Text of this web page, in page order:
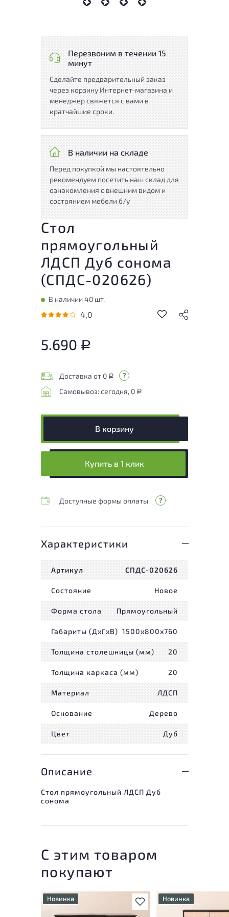
Перезвоним в течении 15
минут
Сделайте предварительный заказ
через корзину Интернет-магазина и
менеджер свяжется с вами в
кратчайшие сроки.
В наличии на складе
Перед покупкой мы настоятельно
рекомендуем посетить наш склад для
ознакомления с внешним видом и
состоянием мебели б/у
Стол
прямоугольный
ЛДСП Дуб сонома
(СПДС-020626)
В наличии 40 шт.
4,0
5.690 Р
Доставка от 0 Р
Самовывоз: сегодня, 0 Р
В корзину
Купить в 1 клик
Доступные формы оплаты
Характеристики
Артикул СПДС-020626
Состояние Новое
Форма стола Прямоугольный
Габариты (ДxГxВ) 1500x800x760
Толщина столешницы (мм) 20
Толщина каркаса (мм) 20
Материал ЛДСП
Основание Дерево
Цвет Дуб
Описание
Стол прямоугольный ЛДСП Дуб
сонома
С этим товаром
покупают
В избранное
Новинка
У товара присутствуют
Новинка
У товара